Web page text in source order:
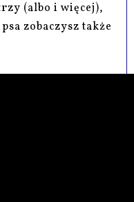
(albo i więcej),
zobaczysz także